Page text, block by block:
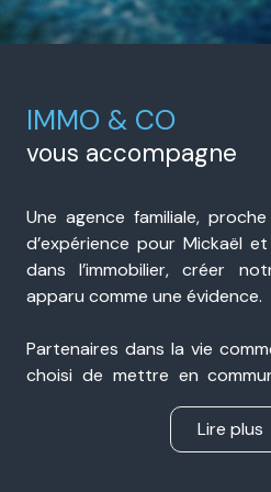
IMMO & CO
vous accompagne
Une agence familiale,
d’expérience pour Mickaël
dans l’immobilier, créer
apparu comme une évidence.
Partenaires dans la vie
choisi de mettre en
notre expérience pour
sérieux, transparence et
lès-Valence et à Valence,
Lire plus